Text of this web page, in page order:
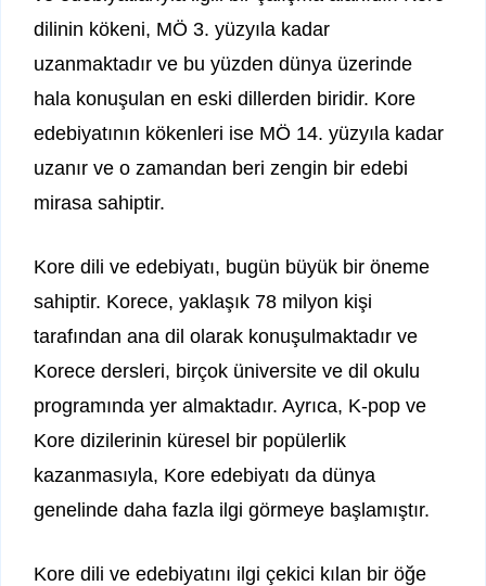
dilinin kökeni, MÖ 3. yüzyıla kadar
uzanmaktadır ve bu yüzden dünya üzerinde
hala konuşulan en eski dillerden biridir. Kore
edebiyatının kökenleri ise MÖ 14. yüzyıla kadar
uzanır ve o zamandan beri zengin bir edebi
mirasa sahiptir.
Kore dili ve edebiyatı, bugün büyük bir öneme
sahiptir. Korece, yaklaşık 78 milyon kişi
tarafından ana dil olarak konuşulmaktadır ve
Korece dersleri, birçok üniversite ve dil okulu
programında yer almaktadır. Ayrıca, K-pop ve
Kore dizilerinin küresel bir popülerlik
kazanmasıyla, Kore edebiyatı da dünya
genelinde daha fazla ilgi görmeye başlamıştır.
Kore dili ve edebiyatını ilgi çekici kılan bir öğe